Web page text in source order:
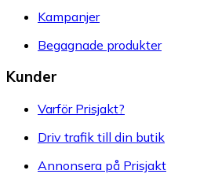
Kampanjer
Begagnade produkter
Kunder
Varför Prisjakt?
Driv trafik till din butik
Annonsera på Prisjakt